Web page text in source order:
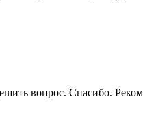
вопрос. Спасибо.